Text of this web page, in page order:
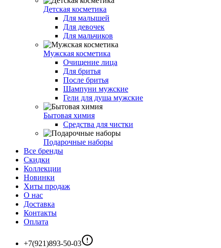
Детская косметика
Для малышей
Для девочек
Для мальчиков
Мужская косметика
Очищение лица
Для бритья
После бритья
Шампуни мужские
Гели для душа мужские
Бытовая химия
Средства для чистки
Подарочные наборы
Все бренды
Скидки
Коллекции
Новинки
Хиты продаж
О нас
Доставка
Контакты
Оплата
+7(921)893-50-03